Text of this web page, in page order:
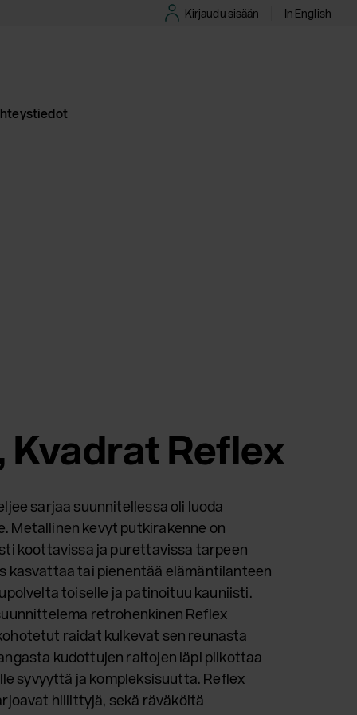
Kirjaudu sisään In English
Kvadrat Reflex
sarjaa suunnitellessa oli luoda
Metallinen kevyt putkirakenne on
koottavissa ja purettavissa tarpeen
kasvattaa tai pienentää elämäntilanteen
toiselle ja patinoituu kauniisti.
retrohenkinen Reflex
raidat kulkevat sen reunasta
kudottujen raitojen läpi pilkottaa
syvyyttä ja kompleksisuutta. Reflex
hillittyjä, sekä räväköitä